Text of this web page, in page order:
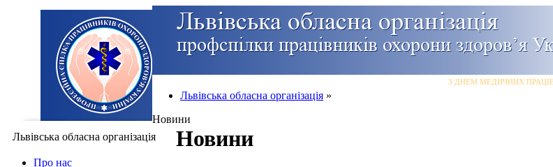
З ДНЕМ МЕДИЧНИХ
Львівська обласна організація »
Новини
Львівська обласна організація
Про нас
Новини